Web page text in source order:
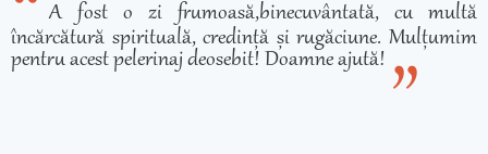
A fost o zi frumoasă,binecuvântată, cu multă
încărcătură spirituală, credință și rugăciune. Mulțumim
pentru acest pelerinaj deosebit! Doamne ajută!